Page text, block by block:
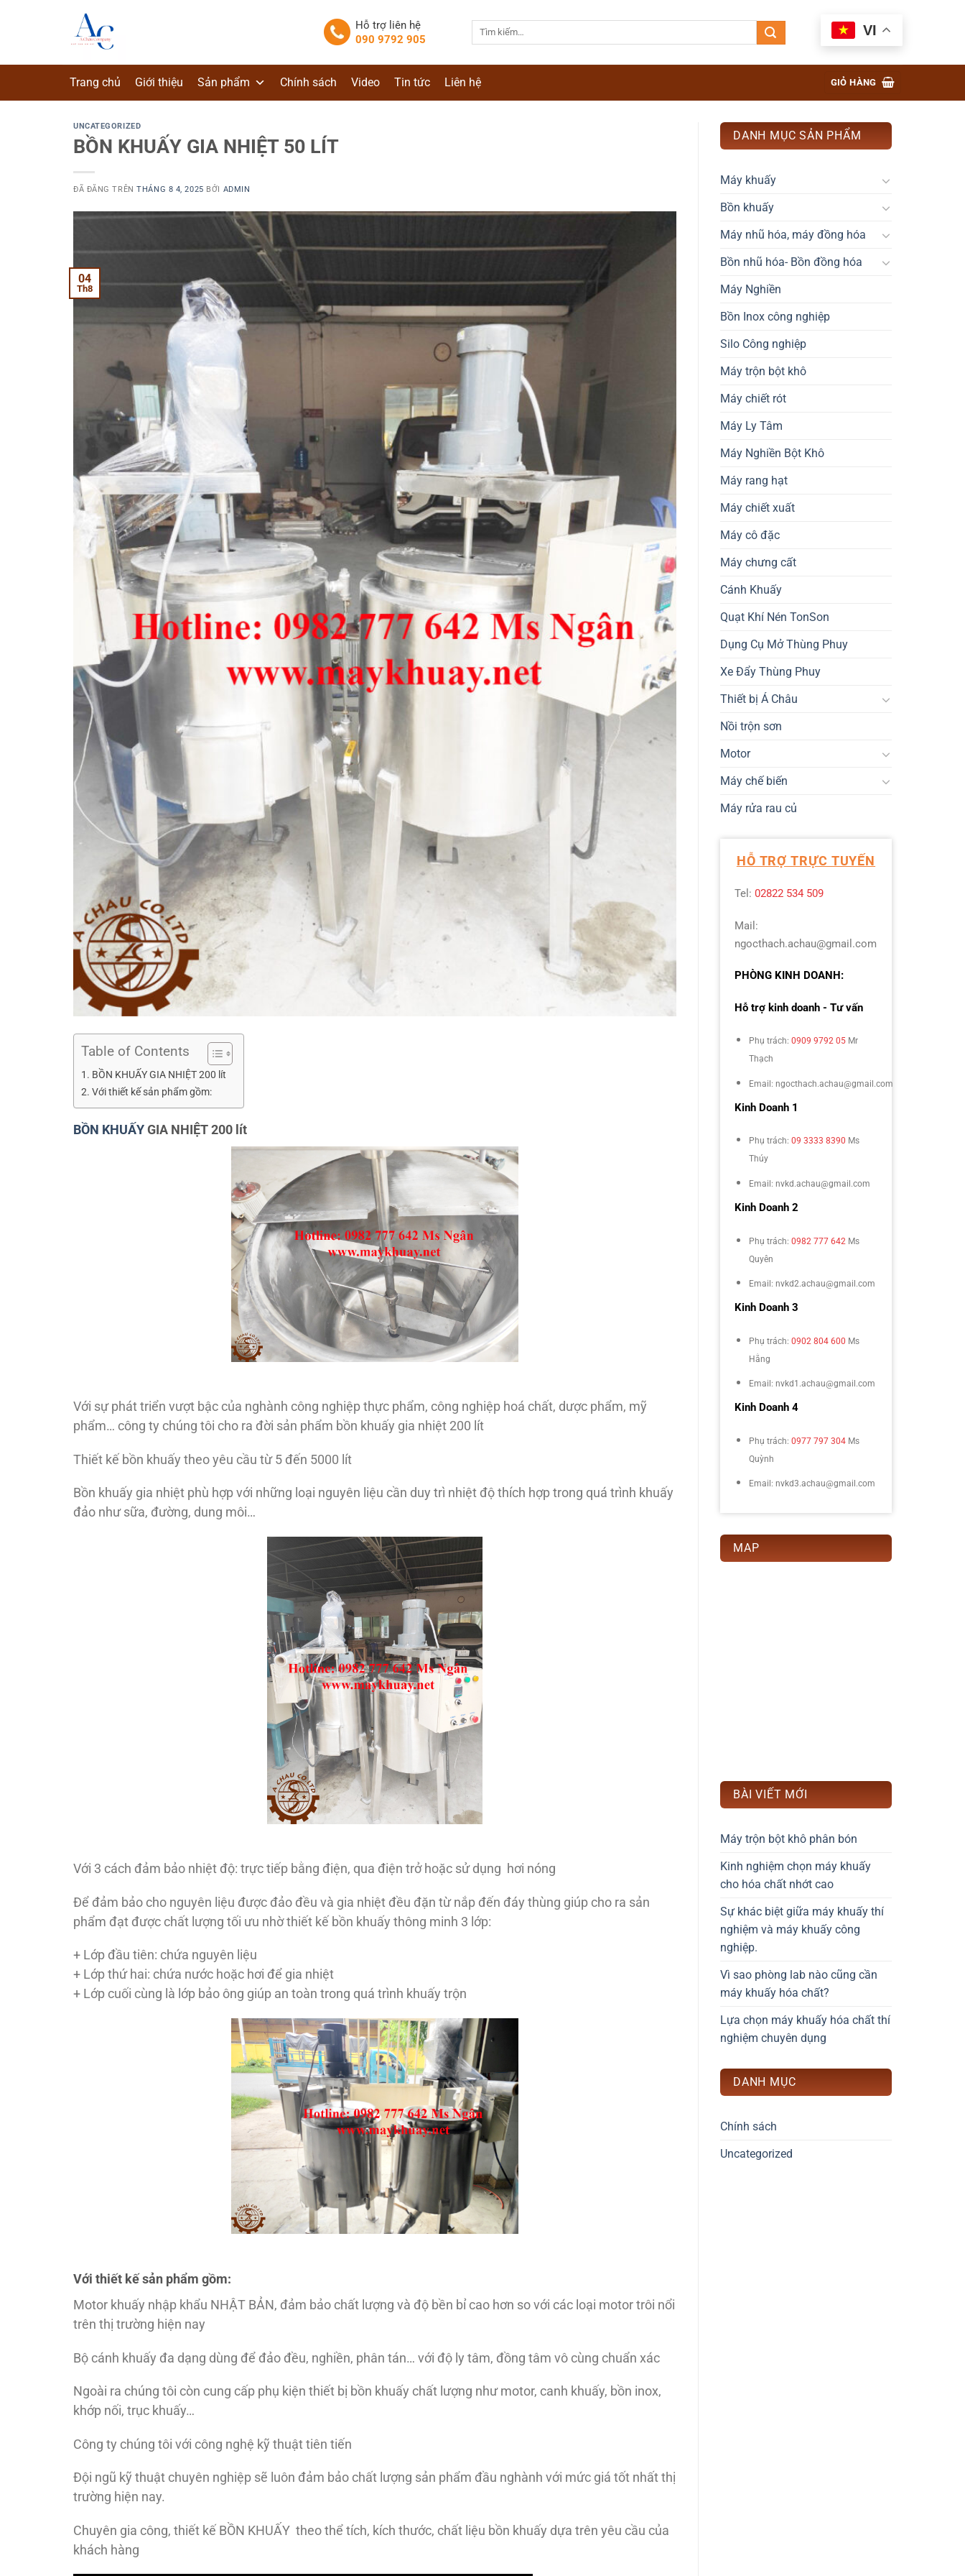
dung
Hỗ trợ liên hệ
090 9792 905
VI
Trang chủ Giới thiệu Sản phẩm Chính sách Video Tin tức Liên hệ GIỎ HÀNG
UNCATEGORIZED
BỒN KHUẤY GIA NHIỆT 50 LÍT
ĐÃ ĐĂNG TRÊNTHÁNG 8 4, 2025 BỞI ADMIN
04
Th8
Table of Contents
BỒN KHUẤY GIA NHIỆT 200 lít
Với thiết kế sản phẩm gồm:
BỒN KHUẤYGIA NHIỆT 200 lít
Với sự phát triển vượt bậc của nghành công nghiệp thực phẩm, công nghiệp hoá chất, dược phẩm, mỹ
phẩm… công ty chúng tôi cho ra đời sản phẩm bồn khuấy gia nhiệt 200 lít
Thiết kế bồn khuấy theo yêu cầu từ 5 đến 5000 lít
Bồn khuấy gia nhiệt phù hợp với những loại nguyên liệu cần duy trì nhiệt độ thích hợp trong quá trình khuấy
đảo như sữa, đường, dung môi…
Với 3 cách đảm bảo nhiệt độ: trực tiếp bằng điện, qua điện trở hoặc sử dụng hơi nóng
Để đảm bảo cho nguyên liệu được đảo đều và gia nhiệt đều đặn từ nắp đến đáy thùng giúp cho ra sản
phẩm đạt được chất lượng tối ưu nhờ thiết kế bồn khuấy thông minh 3 lớp:
+ Lớp đầu tiên: chứa nguyên liệu
+ Lớp thứ hai: chứa nước hoặc hơi để gia nhiệt
+ Lớp cuối cùng là lớp bảo ông giúp an toàn trong quá trình khuấy trộn
Với thiết kế sản phẩm gồm:
Motor khuấy nhập khẩu NHẬT BẢN, đảm bảo chất lượng và độ bền bỉ cao hơn so với các loại motor trôi nổi
trên thị trường hiện nay
Bộ cánh khuấy đa dạng dùng để đảo đều, nghiền, phân tán… với độ ly tâm, đồng tâm vô cùng chuẩn xác
Ngoài ra chúng tôi còn cung cấp phụ kiện thiết bị bồn khuấy chất lượng như motor, canh khuấy, bồn inox,
khớp nối, trục khuấy…
Công ty chúng tôi với công nghệ kỹ thuật tiên tiến
Đội ngũ kỹ thuật chuyên nghiệp sẽ luôn đảm bảo chất lượng sản phẩm đầu nghành với mức giá tốt nhất thị
trường hiện nay.
Chuyên gia công, thiết kế BỒN KHUẤY theo thể tích, kích thước, chất liệu bồn khuấy dựa trên yêu cầu của
khách hàng
DANH MỤC SẢN PHẨM
Máy khuấy
Bồn khuấy
Máy nhũ hóa, máy đồng hóa
Bồn nhũ hóa- Bồn đồng hóa
Máy Nghiền
Bồn Inox công nghiệp
Silo Công nghiệp
Máy trộn bột khô
Máy chiết rót
Máy Ly Tâm
Máy Nghiền Bột Khô
Máy rang hạt
Máy chiết xuất
Máy cô đặc
Máy chưng cất
Cánh Khuấy
Quạt Khí Nén TonSon
Dụng Cụ Mở Thùng Phuy
Xe Đẩy Thùng Phuy
Thiết bị Á Châu
Nồi trộn sơn
Motor
Máy chế biến
Máy rửa rau củ
HỖ TRỢ TRỰC TUYẾN
Tel: 02822 534 509
Mail:
ngocthach.achau@gmail.com
PHÒNG KINH DOANH:
Hỗ trợ kinh doanh - Tư vấn
Phụ trách: 0909 9792 05 Mr
Thạch
Email: ngocthach.achau@gmail.com
Kinh Doanh 1
Phụ trách: 09 3333 8390 Ms
Thúy
Email: nvkd.achau@gmail.com
Kinh Doanh 2
Phụ trách: 0982 777 642 Ms
Quyên
Email: nvkd2.achau@gmail.com
Kinh Doanh 3
Phụ trách: 0902 804 600 Ms
Hằng
Email: nvkd1.achau@gmail.com
Kinh Doanh 4
Phụ trách: 0977 797 304 Ms
Quỳnh
Email: nvkd3.achau@gmail.com
MAP
BÀI VIẾT MỚI
Máy trộn bột khô phân bón
Kinh nghiệm chọn máy khuấy
cho hóa chất nhớt cao
Sự khác biệt giữa máy khuấy thí
nghiệm và máy khuấy công
nghiệp.
Vì sao phòng lab nào cũng cần
máy khuấy hóa chất?
Lựa chọn máy khuấy hóa chất thí
nghiệm chuyên dụng
DANH MỤC
Chính sách
Uncategorized